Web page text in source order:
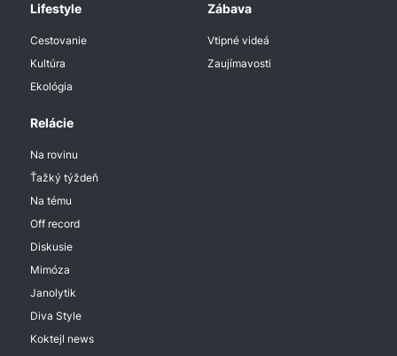
Lifestyle
Cestovanie
Kultúra
Ekológia
Zábava
Vtipné videá
Zaujímavosti
Relácie
Na rovinu
Ťažký týždeň
Na tému
Off record
Diskusie
Mimóza
Janolytik
Diva Style
Koktejl news